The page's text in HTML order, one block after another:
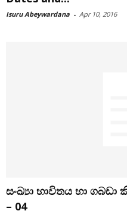
Isuru Abeywardana - Apr 10, 2016
සංඛ්‍යා භාවිතය හා ගබඩා
– 04